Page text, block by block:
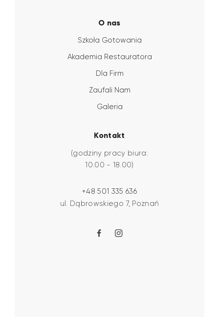
O nas
Szkoła Gotowania
Akademia Restauratora
Dla Firm
Zaufali Nam
Galeria
Kontakt
(godziny pracy biura:
10.00 - 18.00)
ul. Dąbrowskiego 7, Poznań
+48 501 335 636